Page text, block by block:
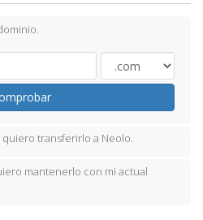
transferirlo a Neolo.
mantenerlo con mi actual